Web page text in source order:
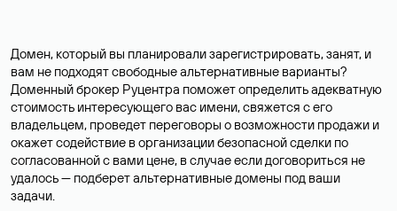
Домен, который вы планировали зарегистрировать, занят, и
вам не подходят свободные альтернативные варианты?
Доменный брокер Руцентра поможет определить адекватную
стоимость интересующего вас имени, свяжется с его
владельцем, проведет переговоры о возможности продажи и
окажет содействие в организации безопасной сделки по
согласованной с вами цене, в случае если договориться не
удалось — подберет альтернативные домены под ваши
задачи.